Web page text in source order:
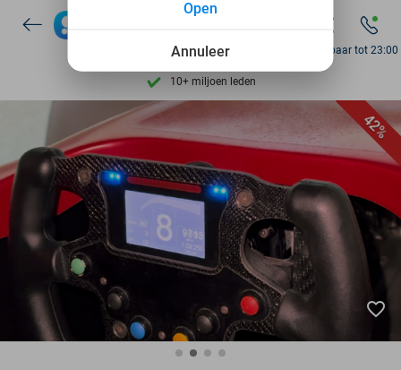
Ontdek 15.000+ deals
7 dagen per week beschikbaar
10+ miljoen leden
9,4 op basis van 206.082 reviews
Ontdek 15.000+ deals
7 dagen per week beschikbaar
10+ miljoen leden
Bereikbaar tot 23:00
42%
favorite_border
Annuleer
Open